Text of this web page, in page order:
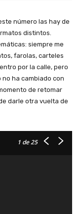
número las hay de
distintos.
siempre me
farolas, carteles
por la calle, pero
ha cambiado con
de retomar
darle otra vuelta de
1 de 25